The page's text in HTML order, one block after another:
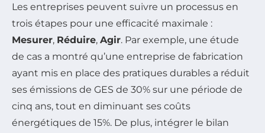
Les entreprises peuvent suivre un processus en
trois étapes pour une efficacité maximale :
Mesurer, Réduire, Agir. Par exemple, une étude
de cas a montré qu’une entreprise de fabrication
ayant mis en place des pratiques durables a réduit
ses émissions de GES de 30% sur une période de
cinq ans, tout en diminuant ses coûts
énergétiques de 15%. De plus, intégrer le bilan